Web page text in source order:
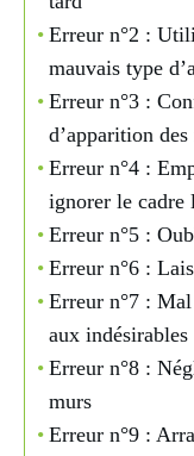
Erreur n°2 :
mauvais type
Erreur n°3 :
d’apparition
Erreur n°4 :
ignorer le cadre
Erreur n°5 :
Erreur n°6 :
Erreur n°7 :
aux indésirables
Erreur n°8 :
murs
Erreur n°9 :